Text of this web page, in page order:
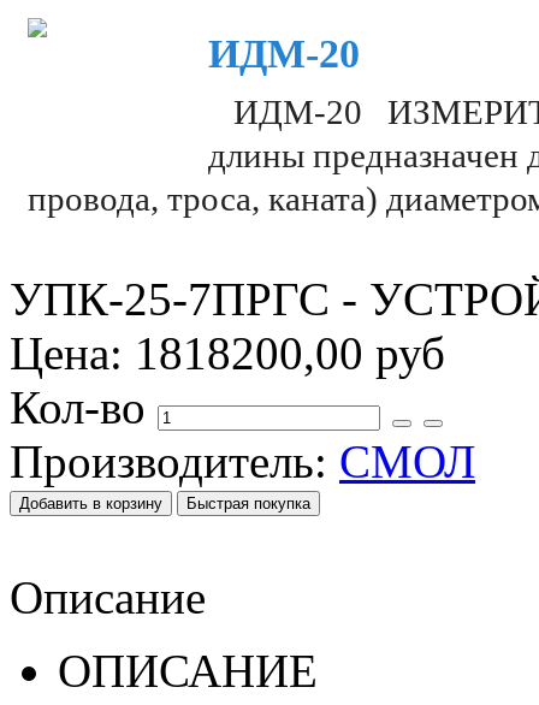
ИДМ-20
ИДМ-20
длины предназначен
провода, троса, каната)
УПК-25-7ПРГС -
Цена: 1818200,00 руб
Кол-во
Производитель: СМОЛ
Описание
ОПИСАНИЕ